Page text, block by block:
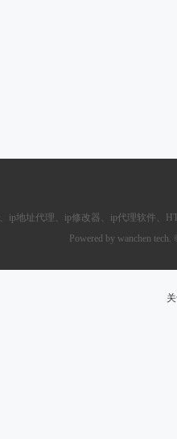
、ip地址代理、ip修改器、 ip代理软件
Powered by wanchen